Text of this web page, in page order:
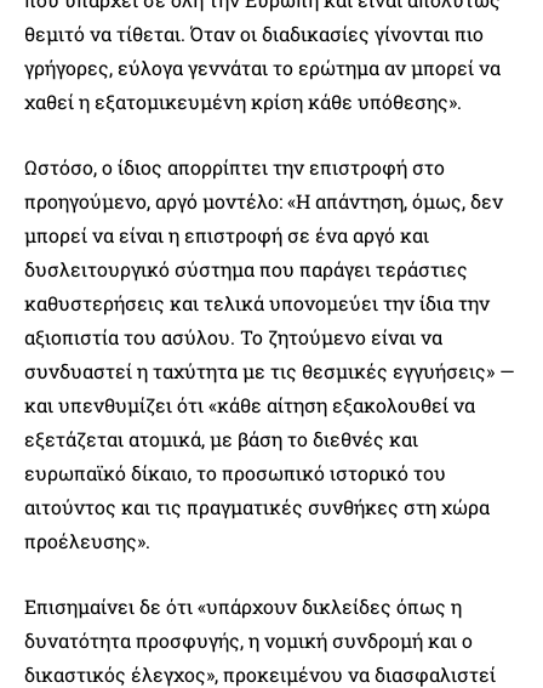
θεμιτό να τίθεται. Όταν οι διαδικασίες γίνονται πιο
γρήγορες, εύλογα γεννάται το ερώτημα αν μπορεί να
χαθεί η εξατομικευμένη κρίση κάθε υπόθεσης».
Ωστόσο, ο ίδιος απορρίπτει την επιστροφή στο
προηγούμενο, αργό μοντέλο: «Η απάντηση, όμως, δεν
μπορεί να είναι η επιστροφή σε ένα αργό και
δυσλειτουργικό σύστημα που παράγει τεράστιες
καθυστερήσεις και τελικά υπονομεύει την ίδια την
αξιοπιστία του ασύλου. Το ζητούμενο είναι να
συνδυαστεί η ταχύτητα με τις θεσμικές εγγυήσεις» —
και υπενθυμίζει ότι «κάθε αίτηση εξακολουθεί να
εξετάζεται ατομικά, με βάση το διεθνές και
ευρωπαϊκό δίκαιο, το προσωπικό ιστορικό του
αιτούντος και τις πραγματικές συνθήκες στη χώρα
προέλευσης».
Επισημαίνει δε ότι «υπάρχουν δικλείδες όπως η
δυνατότητα προσφυγής, η νομική συνδρομή και ο
δικαστικός έλεγχος», προκειμένου να διασφαλιστεί